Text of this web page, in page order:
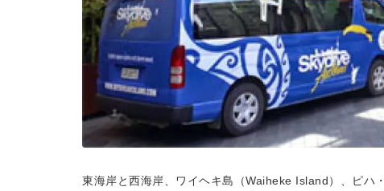
東海岸と西海岸、ワイヘキ島（Waiheke Island）、ピハ